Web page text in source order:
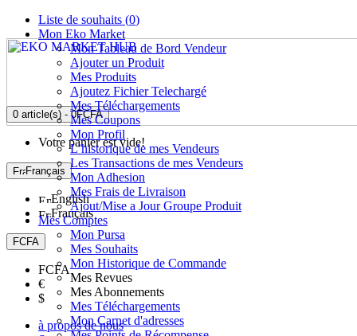
Liste de souhaits (0)
Mon Eko Market
Mon Tableau de Bord Vendeur
Ajouter un Produit
Mes Produits
Ajoutez Fichier Telechargé
Mes Téléchargements
Mes Coupons
Mon Profil
L’historique de mes Vendeurs
Les Transactions de mes Vendeurs
Mon Adhesion
Mes Frais de Livraison
Ajout/Mise a Jour Groupe Produit
Mes Comptes
Mon Pursa
Mes Souhaits
Mon Historique de Commande
Mes Revues
Mes Abonnements
Mes Téléchargements
Mon Carnet d'adresses
0 article(s) - 0FCFA
Votre panier est vide!
Français
English
Français
FCFA
FCFA
€
$
à propos de nous